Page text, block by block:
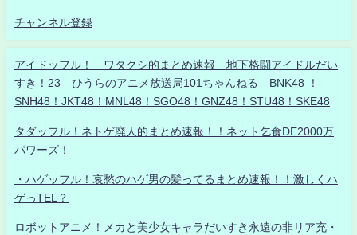
チャンネル登録
アイドッフル！ ワタクシ的まとめ速報 地下格闘アイドルだい
すき！23 ひうらのアニメ放送局101ちゃんねる BNK48 ！
SNH48！JKT48！MNL48！SGO48！GNZ48！STU48！SKE48
タダッフル！ネトゲ廃人的まとめ速報！！ネット乞食DE2000万
パワーズ！
・ハゲッフル！哀愁のハゲ男の髪ってるまとめ速報！！激しくハ
ゲっTEL？
ロボットアニメ！メカと美少女キャラだいすき永遠の非リア充・